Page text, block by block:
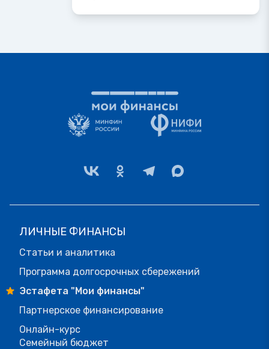
ЛИЧНЫЕ ФИНАНСЫ
Статьи и аналитика
Программа долгосрочных сбережений
Эстафета "Мои финансы"
Партнерское финансирование
Онлайн-курс
Семейный бюджет